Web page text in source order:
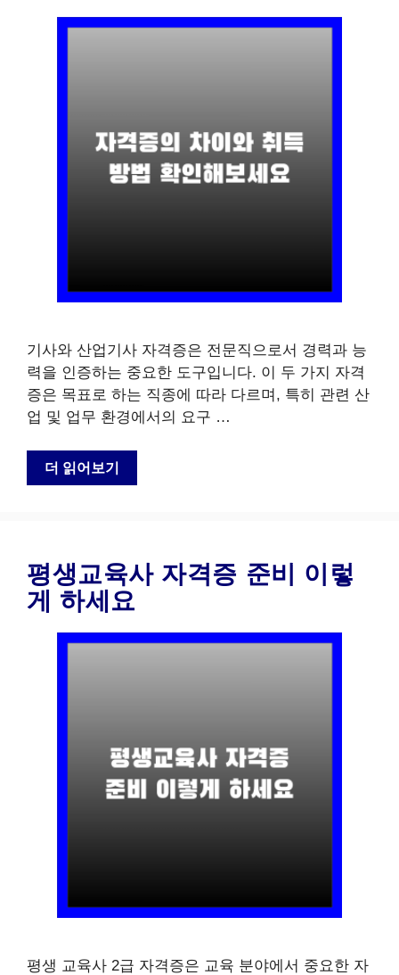
기사와 산업기사 자격증은 전문직으로서 경력과 능
력을 인증하는 중요한 도구입니다. 이 두 가지 자격
증은 목표로 하는 직종에 따라 다르며, 특히 관련 산
업 및 업무 환경에서의 요구 …
더 읽어보기
평생교육사 자격증 준비 이렇
게 하세요
평생 교육사 2급 자격증은 교육 분야에서 중요한 자